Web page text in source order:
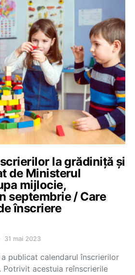
la grădiniță și
de Ministerul
mijlocie,
septembrie / Care
înscriere
31 mai 2023
publicat calendarul înscrierilor
Potrivit acestuia reînscrierile